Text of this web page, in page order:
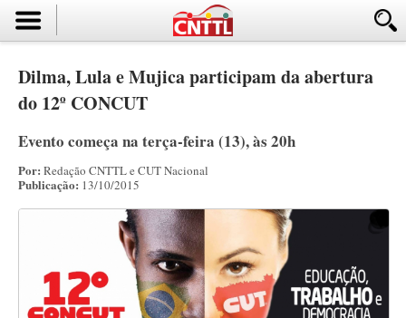
Dilma, Lula e Mujica participam da abertura
do 12º CONCUT
Evento começa na terça-feira (13), às 20h
Por: Redação CNTTL e CUT Nacional
Publicação: 13/10/2015